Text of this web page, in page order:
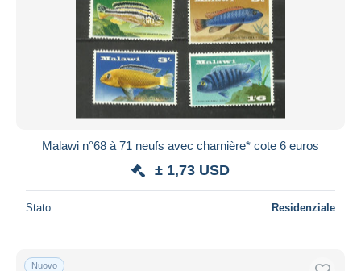
Malawi n°68 à 71 neufs avec charnière* cote 6 euros
± 1,73 USD
Stato Residenziale
Nuovo